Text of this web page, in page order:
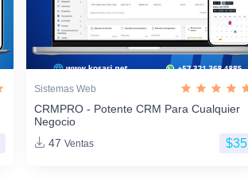
Sistemas Web
CRMPRO - Potente CRM Para Cualquier
Negocio
47 Ventas $35